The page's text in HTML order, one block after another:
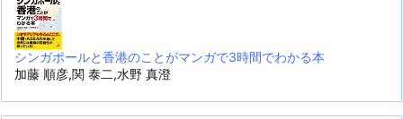
シンガポールと香港のことがマンガで3時間でわかる本
加藤 順彦,関 泰二,水野 真澄